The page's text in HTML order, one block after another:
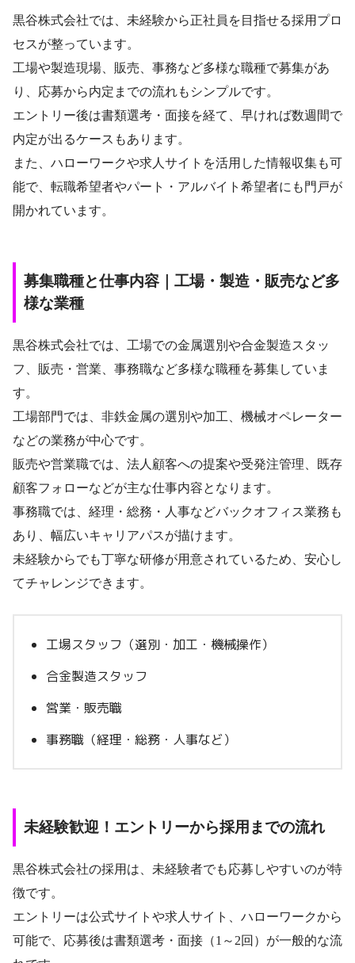
黒谷株式会社では、未経験から正社員を目指せる採用プロ
セスが整っています。
工場や製造現場、販売、事務など多様な職種で募集があ
り、応募から内定までの流れもシンプルです。
エントリー後は書類選考・面接を経て、早ければ数週間で
内定が出るケースもあります。
また、ハローワークや求人サイトを活用した情報収集も可
能で、転職希望者やパート・アルバイト希望者にも門戸が
開かれています。
募集職種と仕事内容｜工場・製造・販売など多
様な業種
黒谷株式会社では、工場での金属選別や合金製造スタッ
フ、販売・営業、事務職など多様な職種を募集していま
す。
工場部門では、非鉄金属の選別や加工、機械オペレーター
などの業務が中心です。
販売や営業職では、法人顧客への提案や受発注管理、既存
顧客フォローなどが主な仕事内容となります。
事務職では、経理・総務・人事などバックオフィス業務も
あり、幅広いキャリアパスが描けます。
未経験からでも丁寧な研修が用意されているため、安心し
てチャレンジできます。
工場スタッフ（選別・加工・機械操作）
合金製造スタッフ
営業・販売職
事務職（経理・総務・人事など）
未経験歓迎！エントリーから採用までの流れ
黒谷株式会社の採用は、未経験者でも応募しやすいのが特
徴です。
エントリーは公式サイトや求人サイト、ハローワークから
可能で、応募後は書類選考・面接（1～2回）が一般的な流